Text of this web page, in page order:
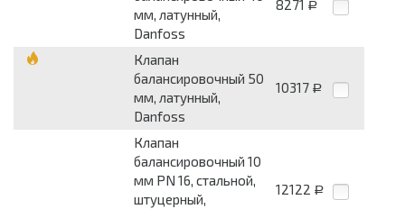
мм, латунный,
Danfoss
8271 Р
Клапан
балансировочный 50
мм, латунный,
Danfoss
10317 Р
Клапан
балансировочный 10
мм PN 16, стальной,
штуцерный,
12122 Р